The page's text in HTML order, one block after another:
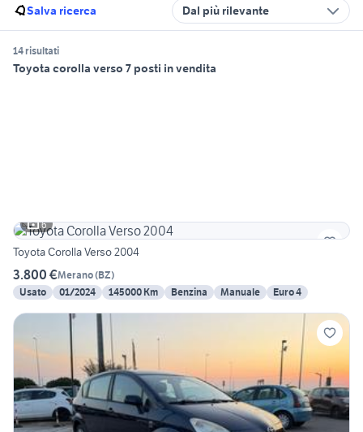
Salva ricerca Dal più rilevante
14 risultati
Toyota corolla verso 7 posti in vendita
6
Toyota Corolla Verso 2004
3.800 €Merano(BZ)
Usato
01/2024 145000 Km Benzina Manuale Euro 4